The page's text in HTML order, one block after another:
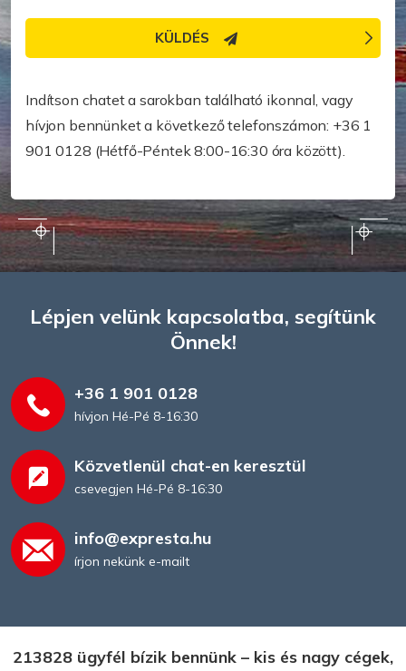
Indítson chatet a sarokban található ikonnal, vagy
hívjon bennünket a következő telefonszámon: +36 1
901 0128 (Hétfő-Péntek 8:00-16:30 óra között).
KÜLDÉS
Lépjen velünk kapcsolatba, segítünk
Önnek!
+36 1 901 0128
hívjon Hé-Pé 8-16:30
Közvetlenül chat-en keresztül
csevegjen Hé-Pé 8-16:30
info@expresta.hu
írjon nekünk e-mailt
213828 ügyfél bízik bennünk – kis és nagy cégek,